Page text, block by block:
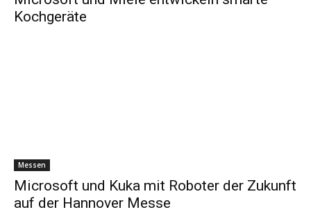
Kochgeräte
Messen
Microsoft und Kuka mit Roboter der Zukunft
auf der Hannover Messe